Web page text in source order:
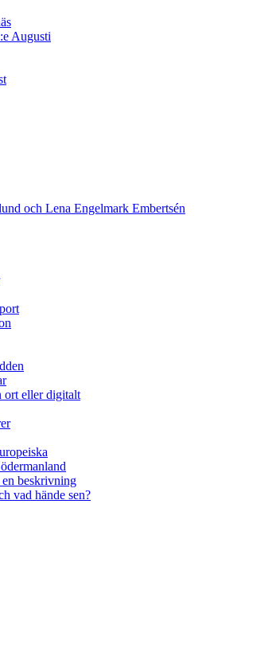
Augusti
och Lena Engelmark Embertsén
ort eller digitalt
beskrivning
vad hände sen?